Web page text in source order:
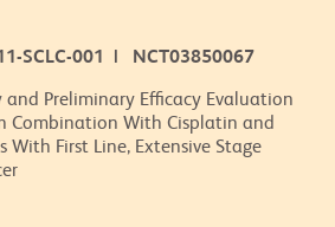
SCLC-001 | NCT03850067
Preliminary Efficacy Evaluation
Combination With Cisplatin and
With First Line, Extensive Stage